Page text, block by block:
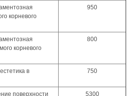
корневого
950
корневого
800
в
750
поверхности 5300